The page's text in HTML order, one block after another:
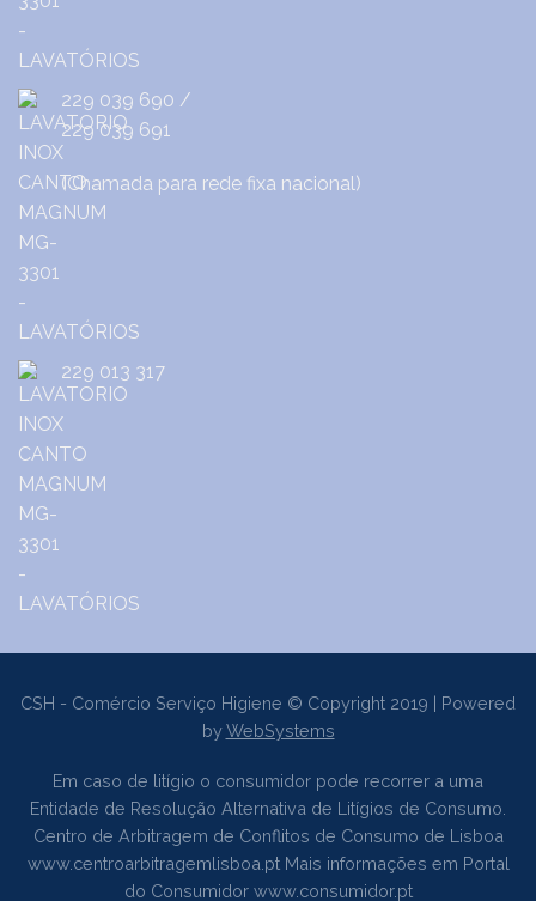
229 039 690 /
229 039 691
(Chamada para rede fixa nacional)
229 013 317
CSH - Comércio Serviço Higiene © Copyright 2019 | Powered
byWebSystems
Em caso de litígio o consumidor pode recorrer a uma
Entidade de Resolução Alternativa de Litígios de Consumo.
Centro de Arbitragem de Conflitos de Consumo de Lisboa
www.centroarbitragemlisboa.ptMais informações em Portal
do Consumidor www.consumidor.pt